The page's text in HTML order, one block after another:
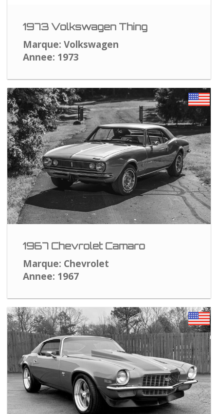
1973 Volkswagen Thing
Marque: Volkswagen
Annee: 1973
1967 Chevrolet Camaro
Marque: Chevrolet
Annee: 1967